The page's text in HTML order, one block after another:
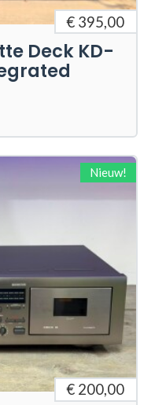
€ 395,00
Deck KD-
Nieuw!
€ 200,00